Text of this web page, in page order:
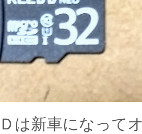
は新車になって